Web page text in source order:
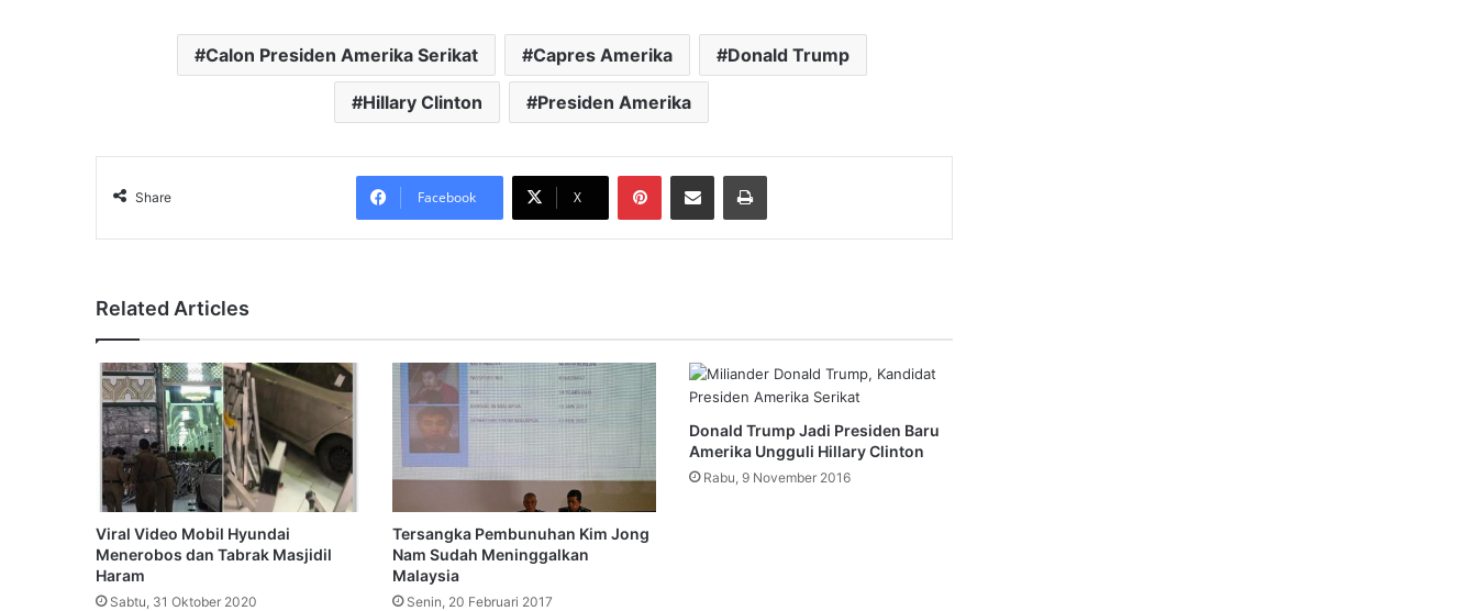
Calon Presiden Amerika Serikat Capres Amerika Donald Trump
Hillary Clinton Presiden Amerika
Share Facebook X
PinterestShare via Email Print
Related Articles
Viral Video Mobil Hyundai
Menerobos dan Tabrak Masjidil
Haram
Sabtu, 31 Oktober 2020
Tersangka Pembunuhan Kim Jong
Nam Sudah Meninggalkan
Malaysia
Senin, 20 Februari 2017
Donald Trump Jadi Presiden Baru
Amerika Ungguli Hillary Clinton
Rabu, 9 November 2016